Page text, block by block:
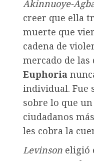
Akinnuoye-
creer que ella
muerte que
cadena de
mercado de las
Euphoria
individual. Fue
sobre lo que
ciudadanos
les cobra la
Levinson eligió